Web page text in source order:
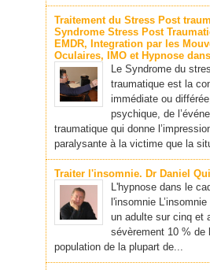
Traitement du Stress Post
Syndrome Stress Post
EMDR, Integration par les
Oculaires, IMO et Hypnose
Le Syndrome du
traumatique est la
immédiate ou
psychique, de
traumatique qui donne
paralysante à la victime que la
Traiter l'insomnie. Dr Daniel
L'hypnose dans le
l'insomnie
un adulte sur cinq et
sévèrement 10 % de
population de la plupart de...